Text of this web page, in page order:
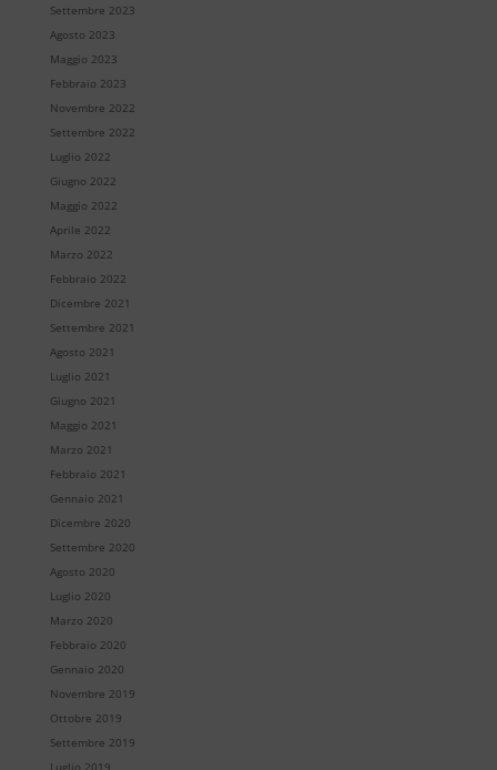
Settembre 2023
Agosto 2023
Maggio 2023
Febbraio 2023
Novembre 2022
Settembre 2022
Luglio 2022
Giugno 2022
Maggio 2022
Aprile 2022
Marzo 2022
Febbraio 2022
Dicembre 2021
Settembre 2021
Agosto 2021
Luglio 2021
Giugno 2021
Maggio 2021
Marzo 2021
Febbraio 2021
Gennaio 2021
Dicembre 2020
Settembre 2020
Agosto 2020
Luglio 2020
Marzo 2020
Febbraio 2020
Gennaio 2020
Novembre 2019
Ottobre 2019
Settembre 2019
Luglio 2019